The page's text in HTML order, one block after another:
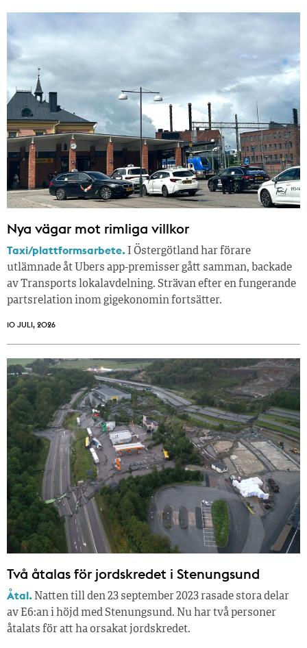
Nya vägar mot rimliga villkor
Taxi/plattformsarbete. I Östergötland har förare
utlämnade åt Ubers app-premisser gått samman, backade
av Transports lokalavdelning. Strävan efter en fungerande
partsrelation inom gigekonomin fortsätter.
10 JULI, 2026
Två åtalas för jordskredet i Stenungsund
Åtal. Natten till den 23 september 2023 rasade stora delar
av E6:an i höjd med Stenungsund. Nu har två personer
åtalats för att ha orsakat jordskredet.